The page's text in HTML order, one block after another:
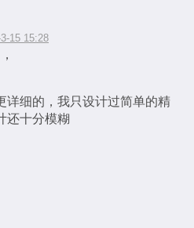
15 15:28
详细的，我只设计过简单的精
还十分模糊